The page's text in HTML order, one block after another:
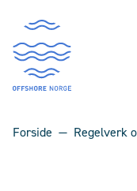
Forside Regelverk